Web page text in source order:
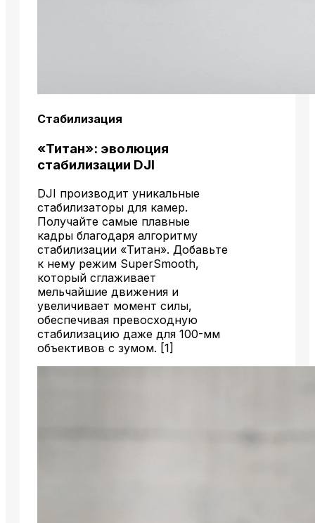
Стабилизация
«Титан»: эволюция
стабилизации DJI
DJI производит уникальные
стабилизаторы для камер.
Получайте самые плавные
кадры благодаря алгоритму
стабилизации «Титан». Добавьте
к нему режим SuperSmooth,
который сглаживает
мельчайшие движения и
увеличивает момент силы,
обеспечивая превосходную
стабилизацию даже для 100-мм
объективов с зумом. [1]